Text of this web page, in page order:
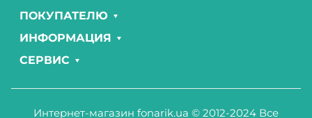
ПОКУПАТЕЛЮ
ИНФОРМАЦИЯ
СЕРВИС
Интернет-магазин fonarik.ua © 2012-2024 Все